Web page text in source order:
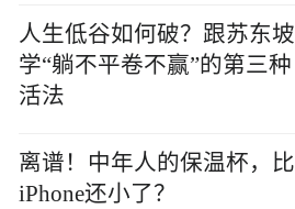
人生低谷如何破？跟苏东坡
学“躺不平卷不赢”的第三种
活法
离谱！中年人的保温杯，比
iPhone还小了？